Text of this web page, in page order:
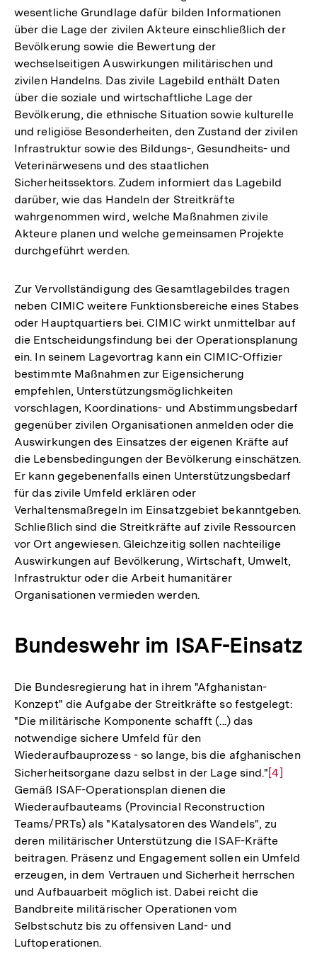
wesentliche Grundlage dafür bilden Informationen
über die Lage der zivilen Akteure einschließlich der
Bevölkerung sowie die Bewertung der
wechselseitigen Auswirkungen militärischen und
zivilen Handelns. Das zivile Lagebild enthält Daten
über die soziale und wirtschaftliche Lage der
Bevölkerung, die ethnische Situation sowie kulturelle
und religiöse Besonderheiten, den Zustand der zivilen
Infrastruktur sowie des Bildungs-, Gesundheits- und
Veterinärwesens und des staatlichen
Sicherheitssektors. Zudem informiert das Lagebild
darüber, wie das Handeln der Streitkräfte
wahrgenommen wird, welche Maßnahmen zivile
Akteure planen und welche gemeinsamen Projekte
durchgeführt werden.
Zur Vervollständigung des Gesamtlagebildes tragen
neben CIMIC weitere Funktionsbereiche eines Stabes
oder Hauptquartiers bei. CIMIC wirkt unmittelbar auf
die Entscheidungsfindung bei der Operationsplanung
ein. In seinem Lagevortrag kann ein CIMIC-Offizier
bestimmte Maßnahmen zur Eigensicherung
empfehlen, Unterstützungsmöglichkeiten
vorschlagen, Koordinations- und Abstimmungsbedarf
gegenüber zivilen Organisationen anmelden oder die
Auswirkungen des Einsatzes der eigenen Kräfte auf
die Lebensbedingungen der Bevölkerung einschätzen.
Er kann gegebenenfalls einen Unterstützungsbedarf
für das zivile Umfeld erklären oder
Verhaltensmaßregeln im Einsatzgebiet bekanntgeben.
Schließlich sind die Streitkräfte auf zivile Ressourcen
vor Ort angewiesen. Gleichzeitig sollen nachteilige
Auswirkungen auf Bevölkerung, Wirtschaft, Umwelt,
Infrastruktur oder die Arbeit humanitärer
Organisationen vermieden werden.
Bundeswehr im ISAF-Einsatz
Die Bundesregierung hat in ihrem "Afghanistan-
Konzept" die Aufgabe der Streitkräfte so festgelegt:
"Die militärische Komponente schafft (...) das
notwendige sichere Umfeld für den
Wiederaufbauprozess - so lange, bis die afghanischen
Sicherheitsorgane dazu selbst in der Lage sind."Zur
Fußnote
[4]
Gemäß ISAF-Operationsplan dienen die
Wiederaufbauteams (Provincial Reconstruction
Teams/PRTs) als "Katalysatoren des Wandels", zu
deren militärischer Unterstützung die ISAF-Kräfte
beitragen. Präsenz und Engagement sollen ein Umfeld
erzeugen, in dem Vertrauen und Sicherheit herrschen
und Aufbauarbeit möglich ist. Dabei reicht die
Bandbreite militärischer Operationen vom
Selbstschutz bis zu offensiven Land- und
Luftoperationen.